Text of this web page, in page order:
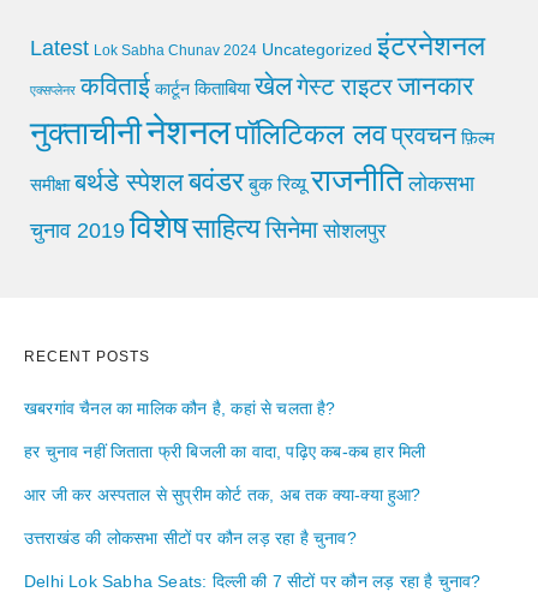
Latest Lok Sabha Chunav 2024 Uncategorized इंटरनेशनल
एक्सप्लेनर कविताई कार्टून किताबिया खेलगेस्ट राइटरजानकार
नुक्ताचीनीनेशनलपॉलिटिकल लवप्रवचन फ़िल्म
समीक्षा बर्थडे स्पेशलबवंडर बुक रिव्यू राजनीति लोकसभा
चुनाव 2019 विशेषसाहित्यसिनेमा सोशलपुर
RECENT POSTS
खबरगांव चैनल का मालिक कौन है, कहां से चलता है?
हर चुनाव नहीं जिताता फ्री बिजली का वादा, पढ़िए कब-कब हार मिली
आर जी कर अस्पताल से सुप्रीम कोर्ट तक, अब तक क्या-क्या हुआ?
उत्तराखंड की लोकसभा सीटों पर कौन लड़ रहा है चुनाव?
Delhi Lok Sabha Seats: दिल्ली की 7 सीटों पर कौन लड़ रहा है चुनाव?